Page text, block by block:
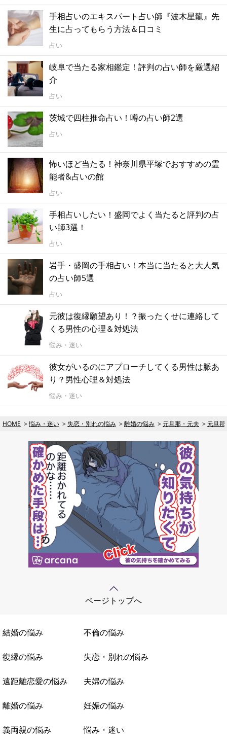
手相占いのエキスパート占い師『波木星龍』先
生に占ってもらう方法＆口コミ
占い
岐阜で当たる家相鑑定！評判の占い師を厳選紹
介
占い
茨城で四柱推命占い！噂の占い師2選
占い
怖いほど当たる！神奈川県平塚でおすすめの霊
能者&占いの館
占い
手相占いしたい！盛岡でよく当たると評判の占
い師3選！
占い
岩手・盛岡の手相占い！本当に当たると大人気
の占い師5選
占い
元彼は復縁願望あり！？振ったくせに連絡して
くる男性の心理＆対処法
悩み・迷い
彼女がいるのにアプローチしてくる男性は脈あ
り？男性心理＆対処法
悩み・迷い
HOME 悩み・迷い 失恋・別れの悩み 離婚の悩み 元旦那・元夫 元旦
ページトップへ
結婚の悩み 不倫の悩み
復縁の悩み 失恋・別れの悩み
遠距離恋愛の悩み 夫婦の悩み
離婚の悩み 妊娠の悩み
義両親の悩み 悩み・迷い